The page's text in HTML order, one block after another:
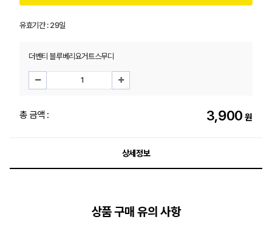
유효기간 :29일
더벤티 블루베리요거트스무디
총 금액 : 3,900 원
상세정보
상품 구매 유의 사항